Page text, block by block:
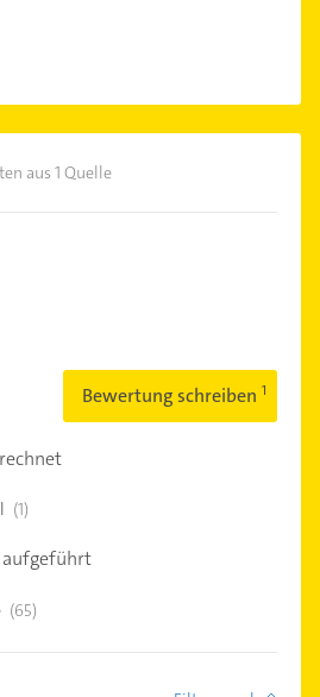
aus 1 Quelle
Bewertung schreiben
(1)
aufgeführt
(65)